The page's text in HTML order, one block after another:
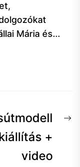
Mária és...
+
video